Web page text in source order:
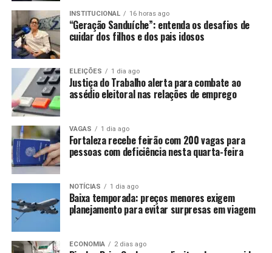
INSTITUCIONAL 16 horas ago
“Geração Sanduíche”: entenda os desafios de
cuidar dos filhos e dos pais idosos
ELEIÇÕES 1 dia ago
Justiça do Trabalho alerta para combate ao
assédio eleitoral nas relações de emprego
VAGAS 1 dia ago
Fortaleza recebe feirão com 200 vagas para
pessoas com deficiência nesta quarta-feira
NOTÍCIAS 1 dia ago
Baixa temporada: preços menores exigem
planejamento para evitar surpresas em viagem
ECONOMIA 2 dias ago